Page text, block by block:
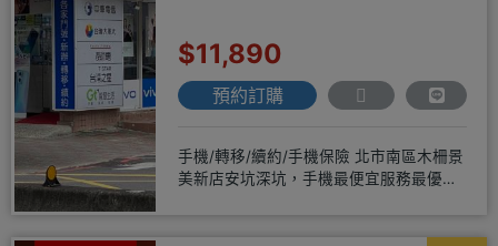
$11,890
預約訂購
手機/轉移/續約/手機保險 北市南區木柵景
美新店安坑深坑，手機最便宜服務最優